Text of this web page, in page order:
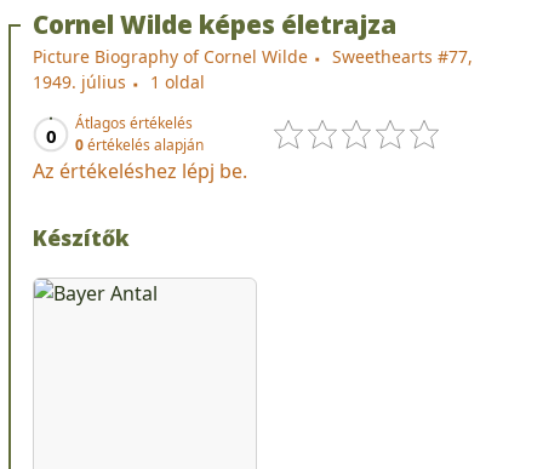
Cornel Wilde képes életrajza
Picture Biography of Cornel Wilde
Sweethearts #77,
1949. július
1 oldal
0
Átlagos értékelés
0értékelés alapján
Az értékeléshez lépj be.
Készítők